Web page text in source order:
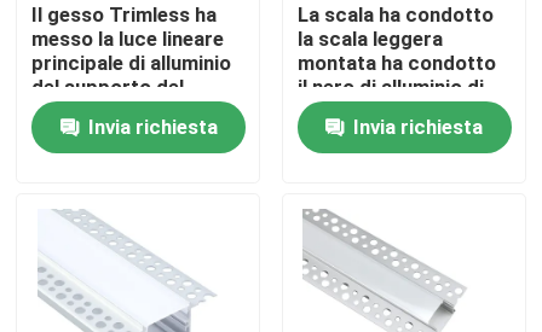
Contattici
Notizie
Profili messi del LED
Profilo del pannello di carta e gesso LED
Il gesso Trimless ha
messo la luce lineare
principale di alluminio
del supporto del
soffitto di Manica
Invia richiesta
La scala ha condotto
la scala leggera
montata ha condotto
il nero di alluminio di
profilo ha anodizzato
Invia richiesta